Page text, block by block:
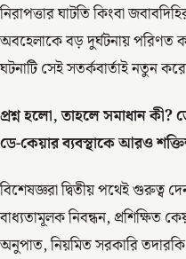
নিরাপত্তার ঘাটতি কিংবা
অবহেলাকে বড় দুর্ঘটনায় পরিণত
ঘটনাটি সেই সতর্কবার্তাই নতুন
প্রশ্ন হলো, তাহলে সমাধান কী?
ডে-কেয়ার ব্যবস্থাকে আরও
বিশেষজ্ঞরা দ্বিতীয় পথেই গুরুত্ব
বাধ্যতামূলক নিবন্ধন, প্রশিক্ষিত
অনুপাত, নিয়মিত সরকারি